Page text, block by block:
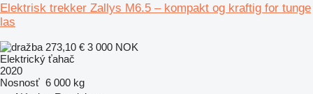
Elektrisk trekker Zallys M6.5 – kompakt og kraftig for tunge
las
273,10 € 3 000 NOK
Elektrický ťahač
2020
Nosnosť 6 000 kg